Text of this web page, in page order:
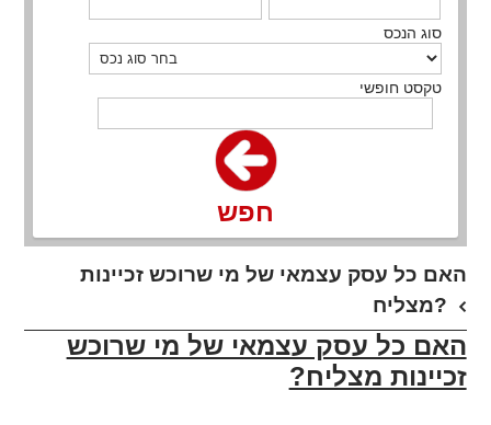
סוג הנכס
טקסט חופשי
חפש
האם כל עסק עצמאי של מי שרוכש זכיינות
מצליח?
האם כל עסק עצמאי של מי שרוכש
זכיינות מצליח?